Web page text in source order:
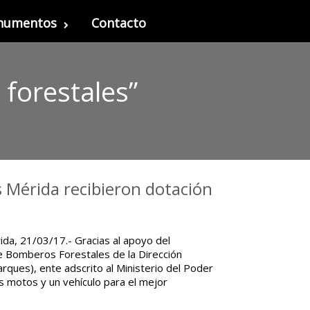
Contacto
Mérida recibieron dotación
21/03/17.- Gracias al apoyo del
Forestales de la Dirección
ente adscrito al Ministerio del Poder
motos y un vehículo para el mejor